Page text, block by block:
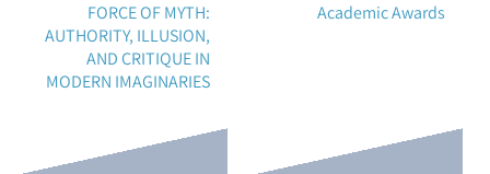
Academic Awards
FORCE OF MYTH:
AUTHORITY, ILLUSION,
AND CRITIQUE IN
MODERN IMAGINARIES